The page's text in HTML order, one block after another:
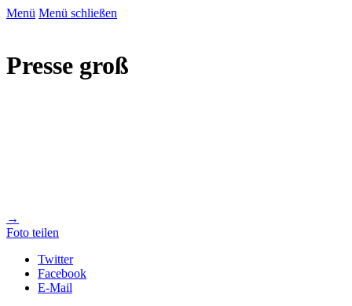
Menü Menü schließen
Presse groß
→
Foto teilen
Twitter
Facebook
E-Mail